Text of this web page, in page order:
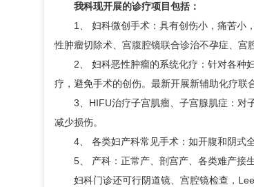
我科现开展的诊疗项目包括：
1、 妇科微创手术：具有创伤小，痛苦小，
性肿瘤切除术、宫腹腔镜联合诊治不孕症、宫
2、 妇科恶性肿瘤的系统化疗：针对各种妇
疗，避免手术的创伤。最新开展新辅助化疗联
3、HIFU治疗子宫肌瘤、子宫腺肌症：对子
减少损伤。
4、 各类妇产科常见手术：如开腹和阴式全
5、 产科：正常产、剖宫产、各类难产接生
妇科门诊还可行阴道镜、宫腔镜检查，